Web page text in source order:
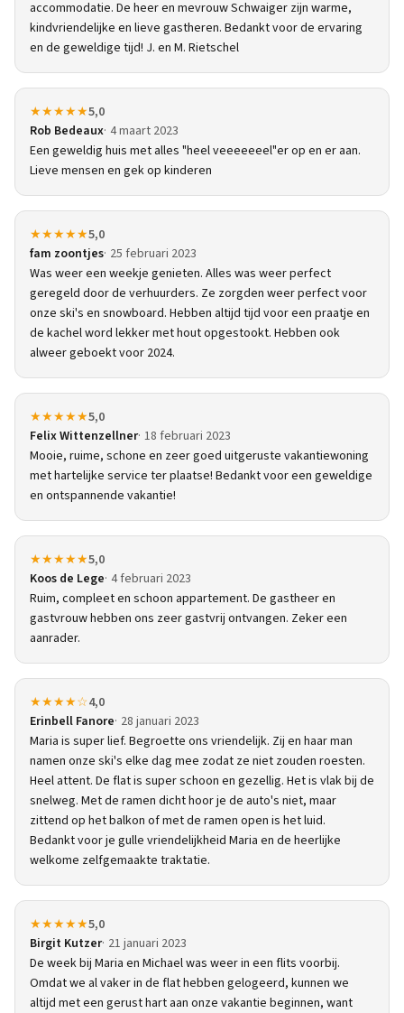
accommodatie. De heer en mevrouw Schwaiger zijn warme,
kindvriendelijke en lieve gastheren. Bedankt voor de ervaring
en de geweldige tijd! J. en M. Rietschel
★★★★★5,0
Rob Bedeaux 4 maart 2023
Een geweldig huis met alles "heel veeeeeeel"er op en er aan.
Lieve mensen en gek op kinderen
★★★★★5,0
fam zoontjes 25 februari 2023
Was weer een weekje genieten. Alles was weer perfect
geregeld door de verhuurders. Ze zorgden weer perfect voor
onze ski's en snowboard. Hebben altijd tijd voor een praatje en
de kachel word lekker met hout opgestookt. Hebben ook
alweer geboekt voor 2024.
★★★★★5,0
Felix Wittenzellner 18 februari 2023
Mooie, ruime, schone en zeer goed uitgeruste vakantiewoning
met hartelijke service ter plaatse! Bedankt voor een geweldige
en ontspannende vakantie!
★★★★★5,0
Koos de Lege 4 februari 2023
Ruim, compleet en schoon appartement. De gastheer en
gastvrouw hebben ons zeer gastvrij ontvangen. Zeker een
aanrader.
★★★★☆4,0
Erinbell Fanore 28 januari 2023
Maria is super lief. Begroette ons vriendelijk. Zij en haar man
namen onze ski's elke dag mee zodat ze niet zouden roesten.
Heel attent. De flat is super schoon en gezellig. Het is vlak bij de
snelweg. Met de ramen dicht hoor je de auto's niet, maar
zittend op het balkon of met de ramen open is het luid.
Bedankt voor je gulle vriendelijkheid Maria en de heerlijke
welkome zelfgemaakte traktatie.
★★★★★5,0
Birgit Kutzer 21 januari 2023
De week bij Maria en Michael was weer in een flits voorbij.
Omdat we al vaker in de flat hebben gelogeerd, kunnen we
altijd met een gerust hart aan onze vakantie beginnen, want